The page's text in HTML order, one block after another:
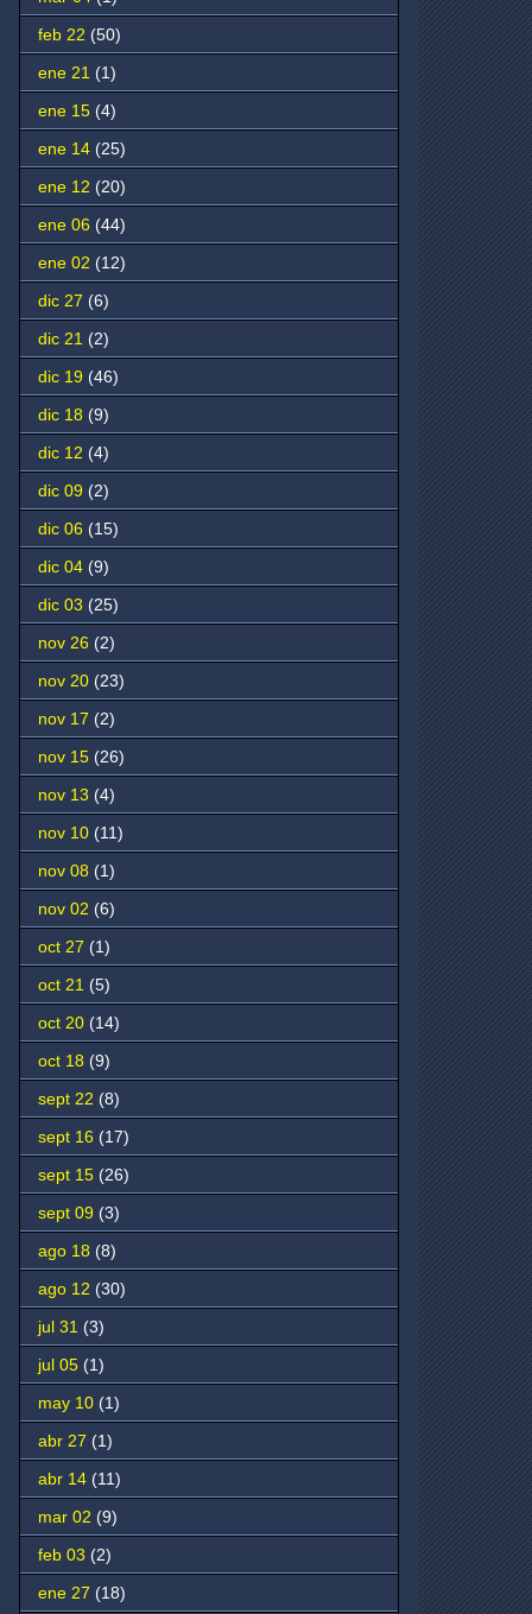
feb 22 (50)
ene 21 (1)
ene 15 (4)
ene 14 (25)
ene 12 (20)
ene 06 (44)
ene 02 (12)
dic 27 (6)
dic 21 (2)
dic 19 (46)
dic 18 (9)
dic 12 (4)
dic 09 (2)
dic 06 (15)
dic 04 (9)
dic 03 (25)
nov 26 (2)
nov 20 (23)
nov 17 (2)
nov 15 (26)
nov 13 (4)
nov 10 (11)
nov 08 (1)
nov 02 (6)
oct 27 (1)
oct 21 (5)
oct 20 (14)
oct 18 (9)
sept 22 (8)
sept 16 (17)
sept 15 (26)
sept 09 (3)
ago 18 (8)
ago 12 (30)
jul 31 (3)
jul 05 (1)
may 10 (1)
abr 27 (1)
abr 14 (11)
mar 02 (9)
feb 03 (2)
ene 27 (18)